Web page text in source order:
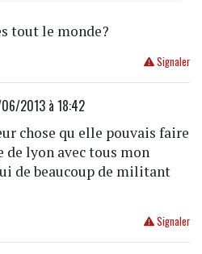
tout le monde?
Signaler
2013 à 18:42
chose qu elle pouvais faire
lyon avec tous mon
de beaucoup de militant
Signaler